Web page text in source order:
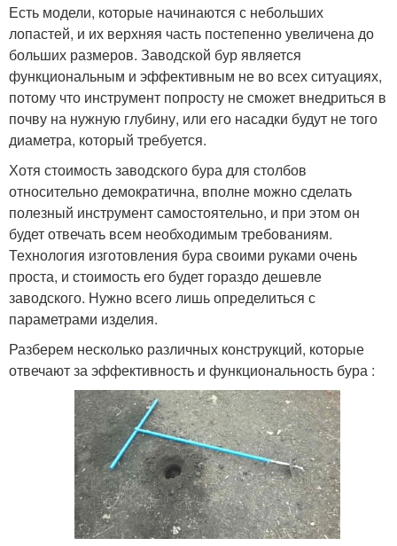
Есть модели, которые начинаются с небольших
лопастей, и их верхняя часть постепенно увеличена до
больших размеров. Заводской бур является
функциональным и эффективным не во всех ситуациях,
потому что инструмент попросту не сможет внедриться в
почву на нужную глубину, или его насадки будут не того
диаметра, который требуется.
Хотя стоимость заводского бура для столбов
относительно демократична, вполне можно сделать
полезный инструмент самостоятельно, и при этом он
будет отвечать всем необходимым требованиям.
Технология изготовления бура своими руками очень
проста, и стоимость его будет гораздо дешевле
заводского. Нужно всего лишь определиться с
параметрами изделия.
Разберем несколько различных конструкций, которые
отвечают за эффективность и функциональность бура :